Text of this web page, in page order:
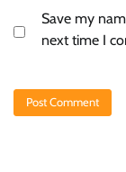
Save my
next time I